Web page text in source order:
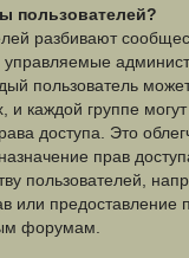
пользователей?
разбивают
управляемые
пользователь
и каждой группе
доступа. Это
прав
пользователей,
или предоставление
форумам.